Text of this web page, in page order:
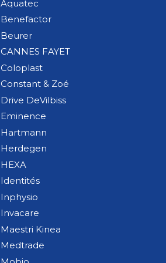
Aquatec
Benefactor
Beurer
CANNES FAYET
Coloplast
Constant & Zoé
Drive DeVilbiss
Eminence
Hartmann
Herdegen
HEXA
Identités
Inphysio
Invacare
Maestri Kinea
Medtrade